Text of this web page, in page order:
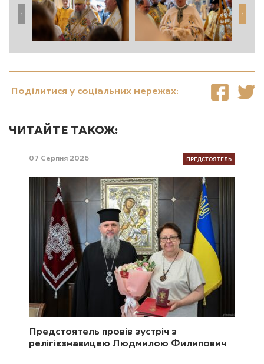
Поділитися у соціальних мережах:
ЧИТАЙТЕ ТАКОЖ:
07 Серпня 2026 ПРЕДСТОЯТЕЛЬ
Предстоятель провів зустріч з
релігієзнавицею Людмилою Филипович